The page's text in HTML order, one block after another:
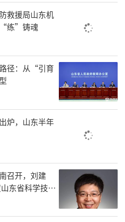
赛，经过近4个小时的比
决率先结束。山东队女
个回合后，执黑战胜联赛
队接连敲响胜鼓，特级
仁杰、特级大师赵骏分别
艺，鲁军男子台次大获全
第四台战胜胡聿，为队
法影响比赛结果，山东大
救援局山东机
练”铸魂
径：从“引育
炉，山东半年
召开，刘建
东省科学技术